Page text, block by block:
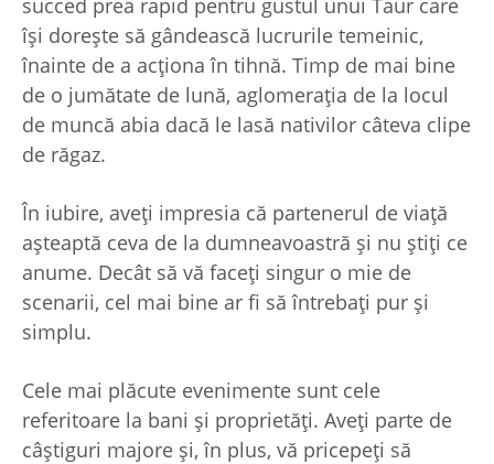
își dorește să gândească lucrurile temeinic,
înainte de a acționa în tihnă. Timp de mai bine
de o jumătate de lună, aglomerația de la locul
de muncă abia dacă le lasă nativilor câteva clipe
de răgaz.
În iubire, aveți impresia că partenerul de viață
așteaptă ceva de la dumneavoastră și nu știți ce
anume. Decât să vă faceți singur o mie de
scenarii, cel mai bine ar fi să întrebați pur și
simplu.
Cele mai plăcute evenimente sunt cele
referitoare la bani și proprietăți. Aveți parte de
câștiguri majore și, în plus, vă pricepeți să